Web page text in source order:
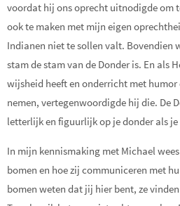
voordat hij ons oprecht uitnodigde om
ook te maken met mijn eigen
Indianen niet te sollen valt. Bovendien
stam de stam van de Donder is. En als
wijsheid heeft en onderricht met
nemen, vertegenwoordigde hij die. De
letterlijk en figuurlijk op je donder als
In mijn kennismaking met Michael
bomen en hoe zij communiceren met
bomen weten dat jij hier bent, ze